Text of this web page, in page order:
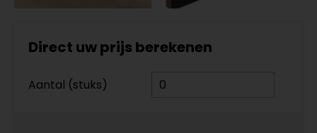
Direct uw prijs berekenen
Aantal (stuks)